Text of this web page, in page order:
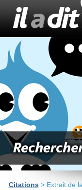
Citations > Extrait de